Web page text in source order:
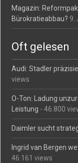
Magazin:
Bürokratieabbau? 9.
Oft gelesen
Audi: Stadler
views
O-Ton: Ladung
Leistung - 46.800
Daimler sucht
Ingrid van Bergen
46.161 views